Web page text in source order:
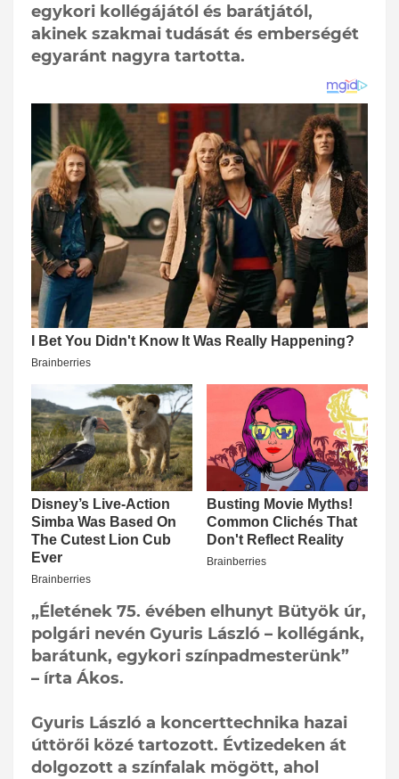
egykori kollégájától és barátjától,
akinek szakmai tudását és emberségét
egyaránt nagyra tartotta.
„Életének 75. évében elhunyt Bütyök úr,
polgári nevén Gyuris László – kollégánk,
barátunk, egykori színpadmesterünk”
– írta Ákos.
Gyuris László a koncerttechnika hazai
úttörői közé tartozott. Évtizedeken át
dolgozott a színfalak mögött, ahol